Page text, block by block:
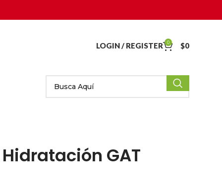
LOGIN / REGISTER 0 $0
Hidratación GAT